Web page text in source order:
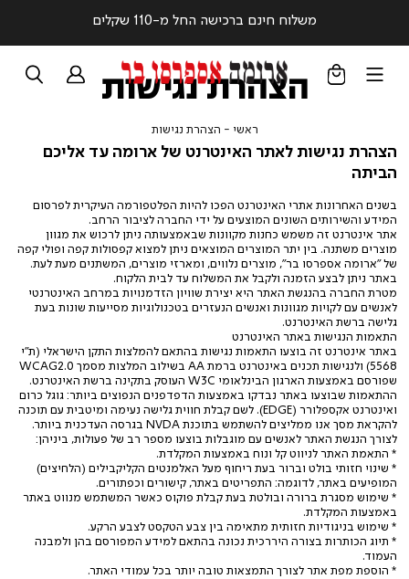
משלוח חינם ברכישה החל מ-110 שקלים
הצהרת נגישות
ראשי ראשי
הצהרת נגישותהצהרת
הצהרת נגישות לאתר האינטרנט של ארומה עד אליכם
הביתה
בשנים האחרונות אתרי האינטרנט הפכו להיות הפלטפורמה העיקרית לפרסום
המידע והשירותים השונים המוצעים על ידי החברה לציבור הרחב.
אתר אינטרנט זה משמש כחנות מקוונות שבאמצעותה ניתן לרכוש את מגוון
מוצרים משתנה. בין יתר המוצרים המוצאים ניתן למצוא קפסולות קפה ופולי קפה
של "ארומה אספרסו בר", מוצרים נלווים, ומארזי מוצרים, המשתנים מעת לעת.
באתר ניתן לבצע הזמנה ולקבל את המשלוח עד לבית הלקוח.
מטרת החברה בהנגשת האתר היא יצירת שוויון הזדמנויות במרחב האינטרנטי
לאנשים עם לקויות מגוונות ואנשים הנעזרים בטכנולוגיות מסייעות שונות בעת
גלישה ברשת האינטרנט.
התאמות הנגישות באתר האינטרנט
באתר אינטרנט זה בוצעו התאמות נגישות בהתאם להמלצות התקן הישראלי (ת"י
5568) ולנגישות תכנים באינטרנט ברמת AA בשילוב המלצות מסמך WCAG2.0
שפורסם באמצעות הארגון הבינלאומי W3C העוסק בתקינה ברשת האינטרנט.
ההתאמות שבוצעו באתר נבדקו באמצעות הדפדפנים הנפוצים ביותר: גוגל כרום
ואינטרנט אקספלורר (EDGE). לשם קבלת חווית גלישה נעימה ומיטבית עם תוכנה
להקראת מסך אנו ממליצים להשתמש בתוכנת NVDA בגרסה העדכנית ביותר.
לצורך הנגשת האתר לאנשים עם מוגבלות בוצעו מספר רב של פעולות, ביניהן:
* התאמת האתר לניווט קל ונוח באמצעות המקלדת.
* שינוי חזותי בולט וברור בעת ריחוף מעל האלמנטים הקליקבילים (הלחיצים)
המופיעים באתר, לדוגמה: התפריטים באתר, קישורים וכפתורים.
* שימוש מסגרת ברורה ובולטת בעת קבלת פוקוס כאשר המשתמש מנווט באתר
באמצעות המקלדת.
* שימוש בניגודיות חזותית מתאימה בין צבע הטקסט לצבע הרקע.
* תיוג הכותרות בצורה היררכית נכונה בהתאם למידע המפורסם בהן ולמבנה
העמוד.
* הוספת מפת אתר לצורך התמצאות טובה יותר בכל עמודי האתר.